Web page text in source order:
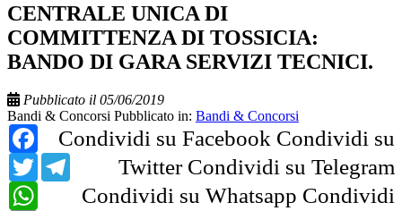
CENTRALE UNICA DI
COMMITTENZA DI TOSSICIA:
BANDO DI GARA SERVIZI TECNICI.
Pubblicato il 05/06/2019
Bandi & Concorsi Pubblicato in: Bandi & Concorsi
Condividi su Facebook
Facebook
Condividi su
Twitter
Twitter Condividi su Telegram
Telegram
Condividi su Whatsapp
WhatsApp
Condividi